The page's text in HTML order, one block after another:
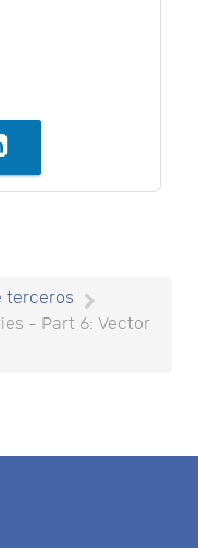
terceros
- Part 6: Vector